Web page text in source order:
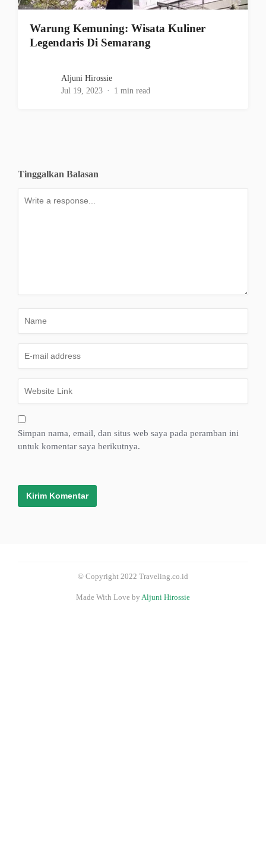
Warung Kemuning: Wisata Kuliner
Legendaris Di Semarang
Aljuni Hirossie
Jul 19, 2023
1 min read
Tinggalkan Balasan
Simpan nama, email, dan situs web saya pada peramban ini
untuk komentar saya berikutnya.
© Copyright 2022 Traveling.co.id
Made With Love by Aljuni Hirossie